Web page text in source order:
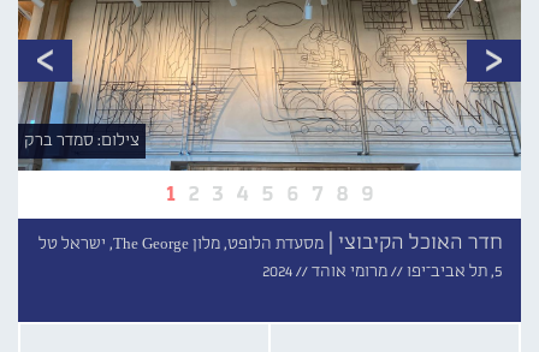
1 2 3 4 5 6 7 8 9
צילום: סמדר ברק
חדר האוכל הקיבוצי |
מסעדת הלופט, מלון The George, ישראל טל
5, תל אביב־יפו //
מרומי אוהד //2024